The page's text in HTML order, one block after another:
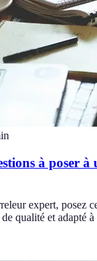
à poser
expert, posez
qualité et adapté à